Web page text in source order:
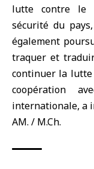
lutte contre le
sécurité du
également
traquer et
continuer la lutte
coopération
internationale, a
AM. / M.Ch.